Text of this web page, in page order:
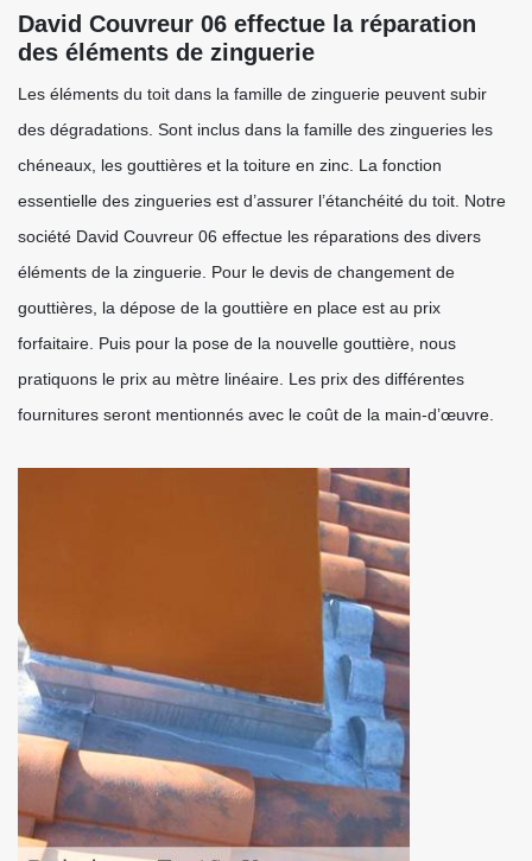
David Couvreur 06 effectue la réparation
des éléments de zinguerie
Les éléments du toit dans la famille de zinguerie peuvent subir
des dégradations. Sont inclus dans la famille des zingueries les
chéneaux, les gouttières et la toiture en zinc. La fonction
essentielle des zingueries est d’assurer l’étanchéité du toit. Notre
société David Couvreur 06 effectue les réparations des divers
éléments de la zinguerie. Pour le devis de changement de
gouttières, la dépose de la gouttière en place est au prix
forfaitaire. Puis pour la pose de la nouvelle gouttière, nous
pratiquons le prix au mètre linéaire. Les prix des différentes
fournitures seront mentionnés avec le coût de la main-d’œuvre.